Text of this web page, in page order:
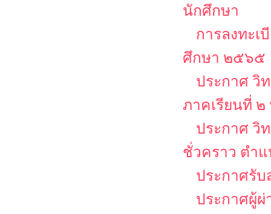
นักศึกษา
การลงทะเ
ศึกษา ๒๕๖๕
ประกาศ วิ
ภาคเรียนที่
ประกาศ วิ
ชั่วคราว ตำ
ประกาศรั
ประกาศผู้